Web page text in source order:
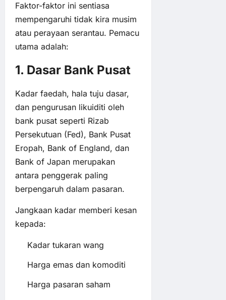
Faktor-faktor ini sentiasa
mempengaruhi tidak kira musim
atau perayaan serantau. Pemacu
utama adalah:
1. Dasar Bank Pusat
Kadar faedah, hala tuju dasar,
dan pengurusan likuiditi oleh
bank pusat seperti Rizab
Persekutuan (Fed), Bank Pusat
Eropah, Bank of England, dan
Bank of Japan merupakan
antara penggerak paling
berpengaruh dalam pasaran.
Jangkaan kadar memberi kesan
kepada:
Kadar tukaran wang
Harga emas dan komoditi
Harga pasaran saham